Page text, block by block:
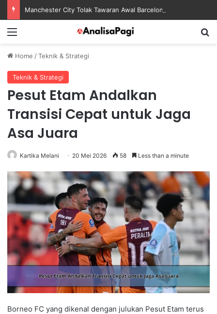
Home /Teknik & Strategi
Teknik & Strategi
Pesut Etam Andalkan
Transisi Cepat untuk Jaga
Asa Juara
Kartika Melani 20 Mei 2026 58 Less than a minute
Borneo FC yang dikenal dengan julukan Pesut Etam terus